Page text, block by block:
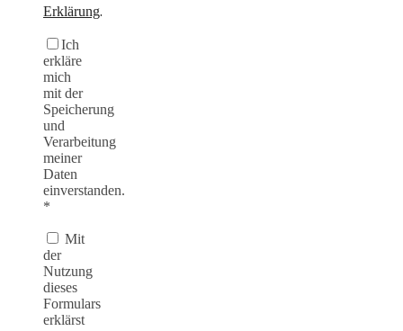
Erklärung.
Ich
erkläre
mich
mit der
Speicherung
und
Verarbeitung
meiner
Daten
einverstanden.
*
Mit
der
Nutzung
dieses
Formulars
erklärst